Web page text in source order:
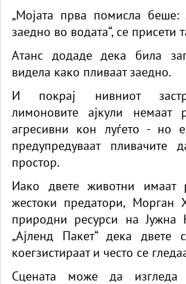
„Мојата прва помисла
заедно во водата“, се присети
Атанс додаде дека била
видела како пливаат заедно.
И покрај нивниот
лимоновите ајкули немаат
агресивни кон луѓето - но
предупредуваат
простор.
Иако двете животни имаат
жестоки предатори, Морган
природни ресурси на Јужна
„Ајленд Пакет“ дека двете
коегзистираат и често се
Сцената може да изгледа